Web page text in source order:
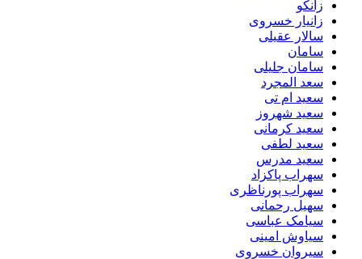
زانکو
زانیار خسروی
سالار عقیلی
سامان
سامان جلیلی
سعد المجرد
سعید ام تی
سعید شهروز
سعید کرمانی
سعید لطفی
سعید مدرس
سهراب پاکزاد
سهراب پورناظری
سهیل رحمانی
سیامک عباسی
سیاوش امینی
سیروان خسروی